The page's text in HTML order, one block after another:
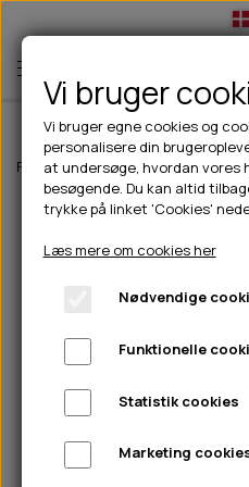
TIL
💧FODER-
🦴
🍖
🎾
TÆNDER, ØRE,
🐾 UDSTYR
TIL
HUER OG
TIL
Forside Til hunde Hundetøj
Vi bruger
Vi bruger egne cookies og
personalisere din
at undersøge, hvordan vores
besøgende. Du kan altid
trykke på linket 'Cookies'
Læs mere om cookies her
Nødvendige
Funktionelle
Statistik cookies
Marketing